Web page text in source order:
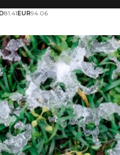
81.41EUR94.06